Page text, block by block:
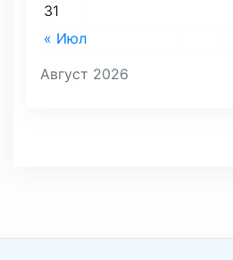
Август 2026
« Июл
31